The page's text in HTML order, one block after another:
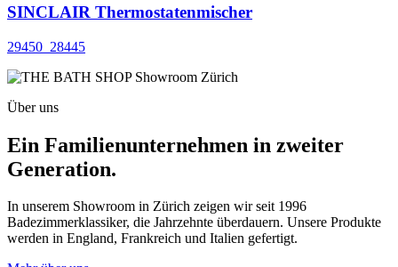
SINCLAIR Thermostatenmischer
29450_28445
Über uns
Ein Familienunternehmen in zweiter
Generation.
In unserem Showroom in Zürich zeigen wir seit 1996
Badezimmerklassiker, die Jahrzehnte überdauern. Unsere Produkte
werden in England, Frankreich und Italien gefertigt.